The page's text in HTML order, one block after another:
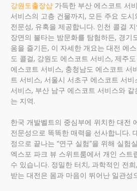
강원도출장샵 가득한 부산 에스코트 서
서비스의 고층 건물까지, 모든 주요 도
전문성, 유혹을 제공합니다. 인천 콜걸
장면의 불타는 밤문화를 탐험하든, 경기
움을 즐기든, 이 자세한 개요는 대전 에
도 콜걸, 강원도 에스코트 서비스, 제주
에스코트 서비스, 충청남도 에스코트 서
트 서비스, 서울시 서초구 에스코트 서
서비스, 부산 남구 에스코트 서비스와
는 지역.
한국 개발벨트의 중심부에 위치한 대전
전문성으로 똑똑한 매력을 선사합니다.
정으로 끝나는 “연구 실험”을 위해 실험
엑스포 파크 뷰 스위트룸에서 개인 스트
수 있습니다. 정밀한 터치, 과학적인 전
받는 대전은 몸과 마음이 뛰어난 일관성